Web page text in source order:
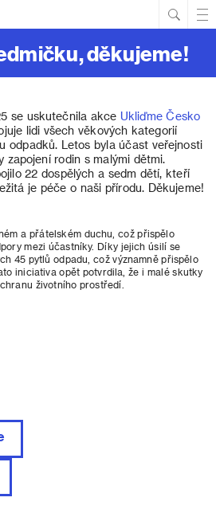
děkujeme!
se uskutečnila akce Ukliďme Česko
lidi všech věkových kategorií
odpadků. Letos byla účast veřejnosti
zapojení rodin s malými dětmi.
22 dospělých a sedm dětí, kteří
je péče o naši přírodu. Děkujeme!
a přátelském duchu, což přispělo
mezi účastníky. Díky jejich úsilí se
45 pytlů odpadu, což významně přispělo
iniciativa opět potvrdila, že i malé skutky
životního prostředí.